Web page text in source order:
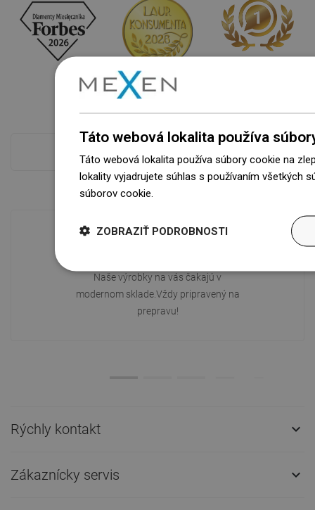
Naše výrobky na vás čakajú v
modernom sklade.Vždy pripravený na
prepravu!
Rýchly kontakt 
Zákaznícky servis 
Táto webová lokalita používa
Táto webová lokalita používa súbory cookie na
lokality vyjadrujete súhlas s používaním všetkých
súborov cookie.
ZOBRAZIŤ PODROBNOSTI